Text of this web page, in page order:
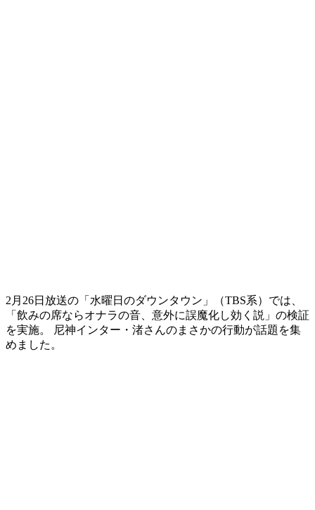
2月26日放送の「水曜日のダウンタウン」（TBS系）では、
「飲みの席ならオナラの音、意外に誤魔化し効く説」の検証
を実施。 尼神インター・渚さんのまさかの行動が話題を集
めました。